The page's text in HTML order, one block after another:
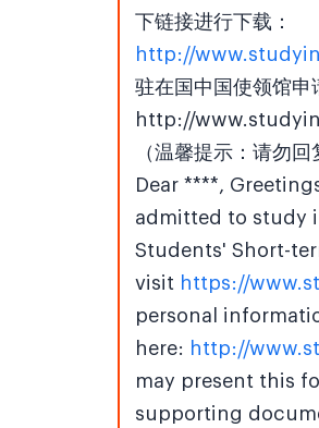
下链接进行下载：
http://
驻在国中国使领馆申
http://
（温馨提示：请勿
Dear ****,
admitted to study
Students' Short-
visit https://
personal
here: http://
may present this
supporting